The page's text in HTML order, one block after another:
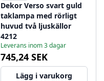
Dekor Verso svart guld
taklampa med rörligt
huvud två ljuskällor
4212
Leverans inom 3 dagar
745,24 SEK
Lägg i varukorg